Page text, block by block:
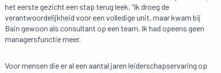
het eerste gezicht een stap terug leek. “Ik droeg de
verantwoordelijkheid voor een volledige unit, maar kwam bij
Bain gewoon als consultant op een team. Ik had opeens geen
managersfunctie meer.
Voor mensen die er al een aantal jaren leiderschapservaring op